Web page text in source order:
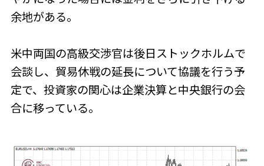
余地がある。
米中両国の高級交渉官は後日ストックホルムで
会談し、貿易休戦の延長について協議を行う予
定で、投資家の関心は企業決算と中央銀行の会
合に移っている。